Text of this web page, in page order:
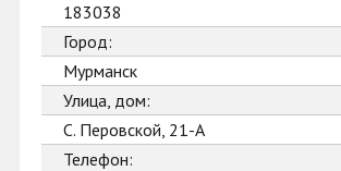
183038
Город:
Мурманск
Улица, дом:
С. Перовской, 21-А
Телефон: